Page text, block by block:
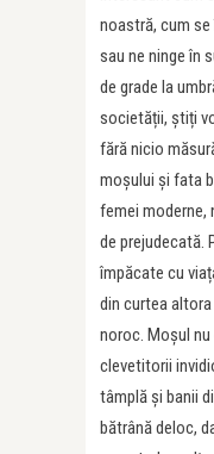
noastră, cum
sau ne ninge în
de grade la
societății, știți
fără nicio
moșului și fata
femei moderne,
de prejudecată.
împăcate cu
din curtea
noroc. Moșul
clevetitorii
tâmplă și banii
bătrână deloc,